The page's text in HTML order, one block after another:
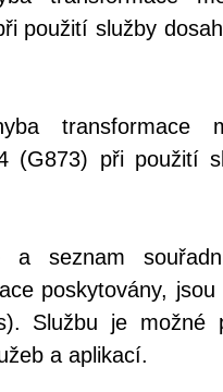
použití služby
transformace
(G873) při použití
a seznam
poskytovány,
Službu je možné
a aplikací.